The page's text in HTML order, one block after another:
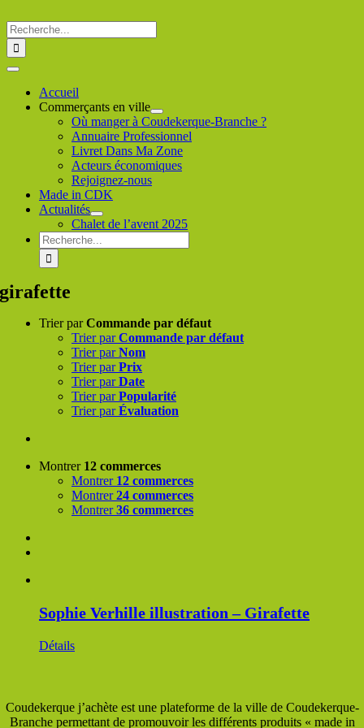
au
contenu
Rechercher
:
Toggle
NavigationAccueil
Commerçants en ville
Où manger à Coudekerque-Branche ?
Annuaire Professionnel
Livret Dans Ma Zone
Acteurs économiques
Rejoignez-nous
Made in CDK
Actualités
Chalet de l’avent 2025
Rechercher
:
girafette
Trier parCommande par défaut
Trier parCommande par défaut
Trier parNom
Trier parPrix
Trier parDate
Trier parPopularité
Trier parÉvaluation
Montrer 12 commerces
Montrer 12 commerces
Montrer24 commerces
Montrer36 commerces
Sophie Verhille illustration – Girafette
Détails
Coudekerque j’achète est une plateforme de la ville de Coudekerque-
Branche permettant de promouvoir les différents produits « made in